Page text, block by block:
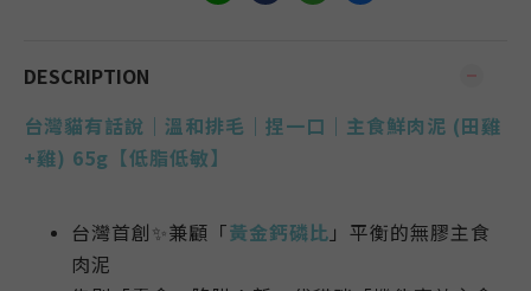
DESCRIPTION
台灣貓有話說｜ 溫和排毛｜捏一口｜主食鮮肉泥 (田雞
+雞) 65g【低脂低敏】
台灣首創✨兼顧「黃金鈣磷比 」平衡的無膠主食
肉泥